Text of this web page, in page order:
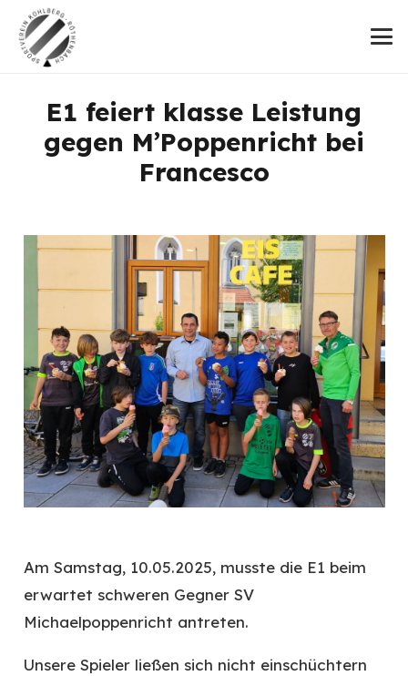
E1 feiert klasse Leistung
gegen M’Poppenricht bei
Francesco
Am Samstag, 10.05.2025, musste die E1 beim
erwartet schweren Gegner SV
Michaelpoppenricht antreten.
Unsere Spieler ließen sich nicht einschüchtern